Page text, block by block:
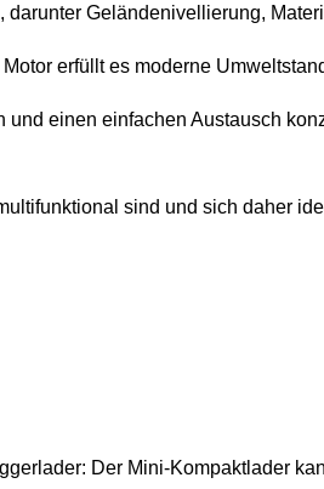
Geländenivellierung,
erfüllt es moderne
einen einfachen Austausch
sind und sich daher
Der Mini-Kompaktlader